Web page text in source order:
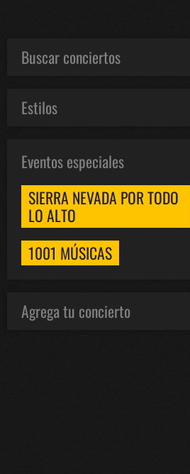
Buscar conciertos
Estilos
Eventos especiales
SIERRA NEVADA POR TODO
LO ALTO
1001 MÚSICAS
Agrega tu concierto